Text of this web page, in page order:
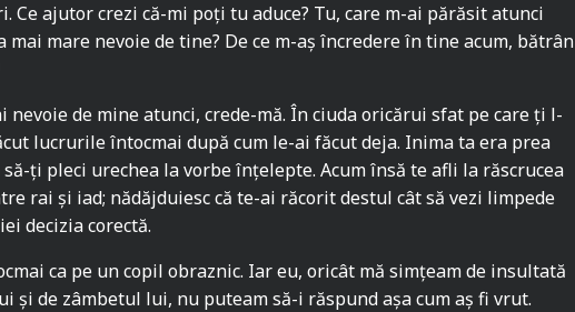
Ce ajutor crezi că-mi poți tu aduce? Tu, care m-ai părăsit atunci
mai mare nevoie de tine? De ce m-aș încredere în tine acum, bătrân
nevoie de mine atunci, crede-mă. În ciuda oricărui sfat pe care ți l-
lucrurile întocmai după cum le-ai făcut deja. Inima ta era prea
ți pleci urechea la vorbe înțelepte. Acum însă te afli la răscrucea
rai și iad; nădăjduiesc că te-ai răcorit destul cât să vezi limpede
decizia corectă.
ca pe un copil obraznic. Iar eu, oricât mă simțeam de insultată
și de zâmbetul lui, nu puteam să-i răspund așa cum aș fi vrut.